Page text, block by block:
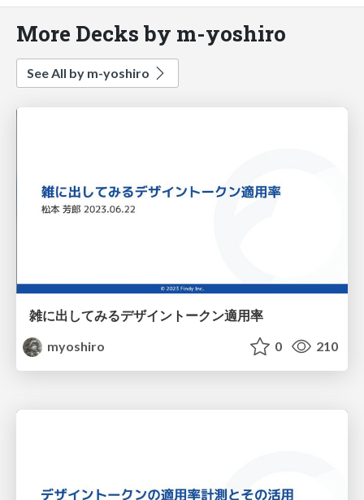
More Decks by m-yoshiro
See All by m-yoshiro
雑に出してみるデザイントークン適用率
myoshiro
0 210